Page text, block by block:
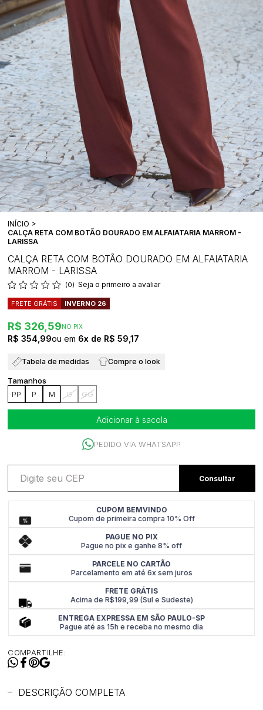
INÍCIO
CALÇA RETA COM BOTÃO DOURADO EM ALFAIATARIA MARROM -
LARISSA
CALÇA RETA COM BOTÃO DOURADO EM ALFAIATARIA
MARROM - LARISSA
(0) Seja o primeiro a avaliar
FRETE GRÁTIS INVERNO 26
R$ 326,59NO PIX
R$ 354,99 6x R$ 59,17
Tabela de medidas Compre o look
PP P M G GG
Adicionar à sacola
PEDIDO VIA WHATSAPP
CUPOM BEMVINDO
Cupom de primeira compra 10% Off
PAGUE NO PIX
Pague no pix e ganhe 8% off
PARCELE NO CARTÃO
Parcelamento em até 6x sem juros
FRETE GRÁTIS
Acima de R$199,99 (Sul e Sudeste)
ENTREGA EXPRESSA EM SÃO PAULO-SP
Pague até as 15h e receba no mesmo dia
COMPARTILHE:
DESCRIÇÃO COMPLETA